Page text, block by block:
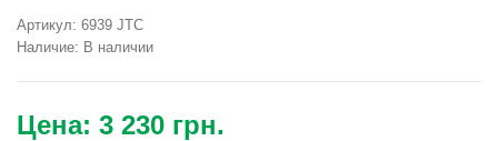
Артикул: 6939 JTC
Наличие: В наличии
Цена: 3 230 грн.